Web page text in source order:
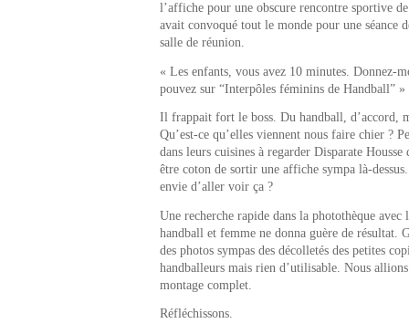
l’affiche pour une obscure rencontre sportive
avait convoqué tout le monde pour une séance
salle de réunion.
« Les enfants, vous avez 10 minutes. Donnez-
pouvez sur “Interpôles féminins de Handball” »
Il frappait fort le boss. Du handball, d’accord,
Qu’est-ce qu’elles viennent nous faire chier ?
dans leurs cuisines à regarder Disparate Housse
être coton de sortir une affiche sympa là-
envie d’aller voir ça ?
Une recherche rapide dans la photothèque avec
handball et femme ne donna guère de résultat.
des photos sympas des décolletés des petites
handballeurs mais rien d’utilisable. Nous
montage complet.
Réfléchissons.